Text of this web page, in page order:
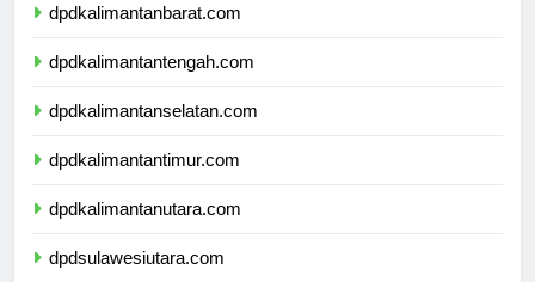
dpdkalimantanbarat.com
dpdkalimantantengah.com
dpdkalimantanselatan.com
dpdkalimantantimur.com
dpdkalimantanutara.com
dpdsulawesiutara.com